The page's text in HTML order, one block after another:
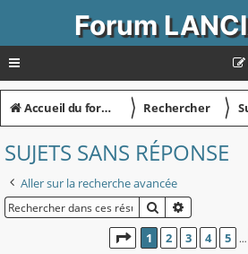
Forum
Accueil du forum 〉 Rechercher 〉
SUJETS SANS RÉPONSE
Aller sur la recherche avancée
RECHERCHER
PAGE
1SUR 15
1 2 3 4 5 …